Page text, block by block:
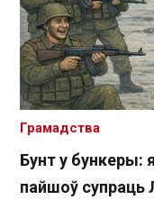
Бунт у бункеры:
пайшоў супраць
Грамадства